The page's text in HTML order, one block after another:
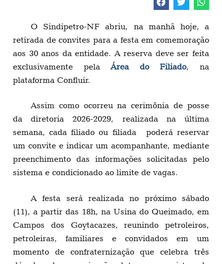
O Sindipetro-NF abriu, na manhã hoje, a
retirada de convites para a festa em comemoração
aos 30 anos da entidade. A reserva deve ser feita
exclusivamente pelaÁrea do Filiado, na
plataforma Confluir.
Assim como ocorreu na cerimônia de posse
da diretoria 2026-2029, realizada na última
semana, cada filiado ou filiada poderá reservar
um convite e indicar um acompanhante, mediante
preenchimento das informações solicitadas pelo
sistema e condicionado ao limite de vagas.
A festa será realizada no próximo sábado
(11), a partir das 18h, na Usina do Queimado, em
Campos dos Goytacazes, reunindo petroleiros,
petroleiras, familiares e convidados em um
momento de confraternização que celebra três